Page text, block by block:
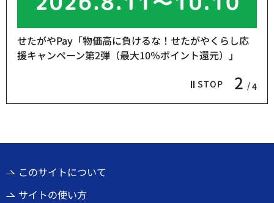
STOP 2 4
せたがやPay「物価高に負けるな！せたがやくらし応
援キャンペーン第2弾（最大10％ポイント還元）」
このサイトについて
サイトの使い方